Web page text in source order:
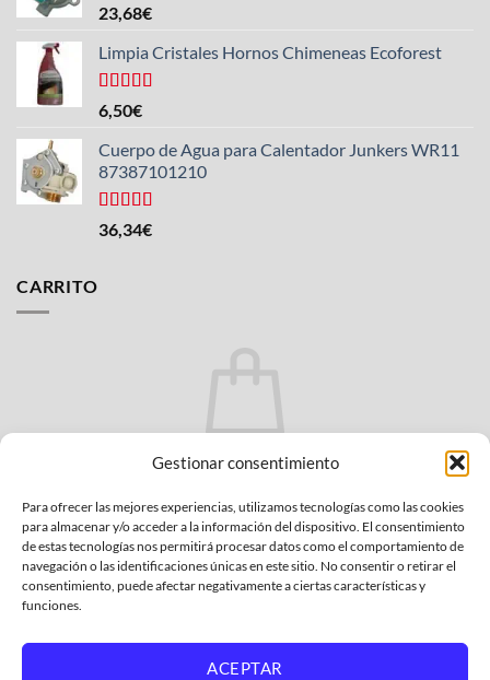
Gestionar consentimiento
Para ofrecer las mejores experiencias, utilizamos tecnologías como las cookies
para almacenar y/o acceder a la información del dispositivo. El consentimiento
de estas tecnologías nos permitirá procesar datos como el comportamiento de
navegación o las identificaciones únicas en este sitio. No consentir o retirar el
consentimiento, puede afectar negativamente a ciertas características y
funciones.
ACEPTAR
23,68€
Limpia Cristales Hornos Chimeneas Ecoforest
Valorado
con
de 5
6,50€
Cuerpo de Agua para Calentador Junkers WR11
87387101210
Valorado
con
36,34€
CARRITO
No hay productos en el carrito.